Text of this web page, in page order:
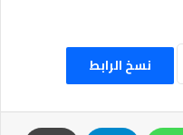
نسخ الرابط